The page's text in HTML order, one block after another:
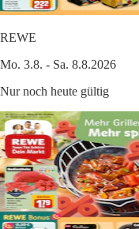
REWE
Mo. 3.8. - Sa. 8.8.2026
Nur noch heute gültig